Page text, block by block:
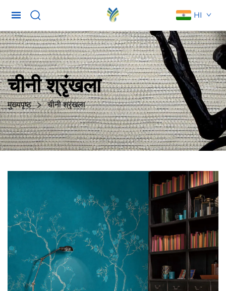
HI
चीनी श्रृंखला
मुख्यपृष्ठ चीनी श्रृंखला